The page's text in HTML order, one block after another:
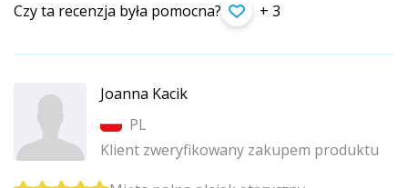
Czy ta recenzja była pomocna? + 3
Joanna Kacik
PL
Klient zweryfikowany zakupem produktu